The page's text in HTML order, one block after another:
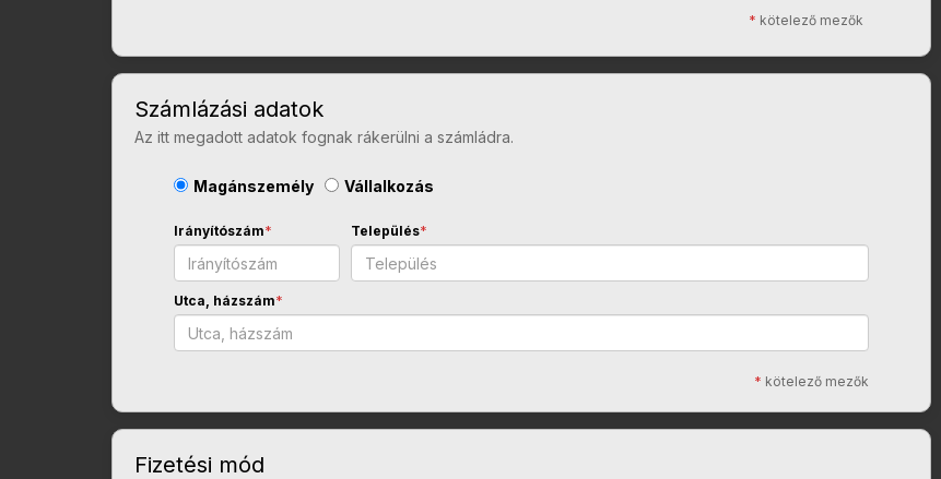
* kötelező mezők
Számlázási adatok
Az itt megadott adatok fognak rákerülni a számládra.
Magánszemély Vállalkozás
Irányítószám* Település*
Utca, házszám*
* kötelező mezők
Fizetési mód